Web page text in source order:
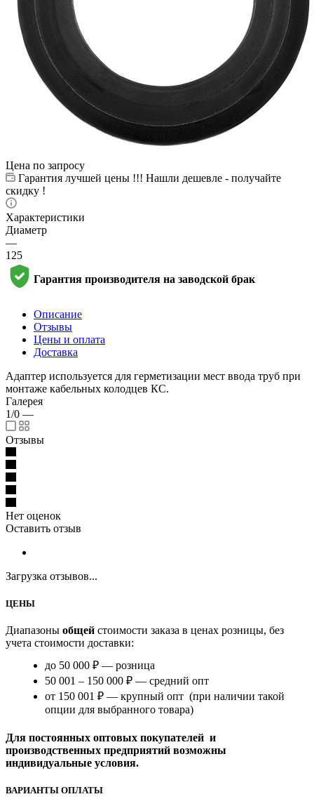
Цена по запросу
Гарантия лучшей цены !!! Нашли дешевле - получайте
скидку !
Характеристики
Диаметр
—
125
Гарантия производителя на заводской брак
Описание
Отзывы
Цены и оплата
Доставка
Адаптер используется для герметизации мест ввода труб при
монтаже кабельных колодцев КС.
Галерея
1/0 —
Отзывы
Нет оценок
Оставить отзыв
Загрузка отзывов...
ЦЕНЫ
Диапазоны общей стоимости заказа в ценах розницы, без
учета стоимости доставки:
до 50 000 ₽ — розница
50 001 – 150 000 ₽ — средний опт
от 150 001 ₽ — крупный опт (при наличии такой
опции для выбранного товара)
Для постоянных оптовых покупателей и
производственных предприятий возможны
индивидуальные условия.
ВАРИАНТЫ ОПЛАТЫ